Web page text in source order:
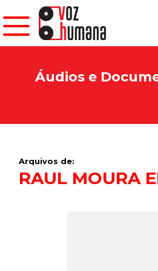
Áudios e
Arquivos de:
RAUL MOURA